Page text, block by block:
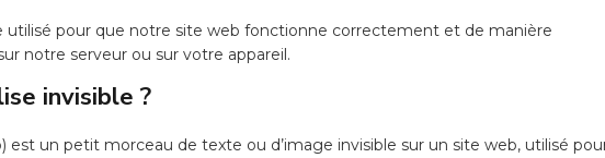
utilisé pour que notre site web fonctionne correctement et de manière
notre serveur ou sur votre appareil.
invisible ?
est un petit morceau de texte ou d’image invisible sur un site web, utilisé